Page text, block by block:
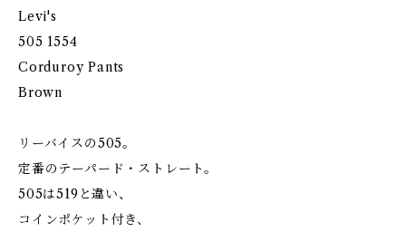
Levi's
505 1554
Corduroy Pants
Brown
リーバイスの505。
定番のテーパード・ストレート。
505は519と違い、
コインポケット付き、